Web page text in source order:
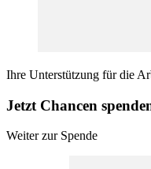
Ihre Unterstützung für die
Jetzt Chancen
Weiter zur Spende